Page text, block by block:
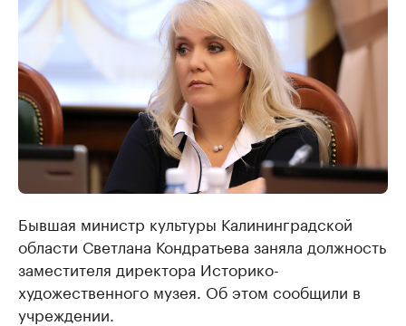
Бывшая министр культуры Калининградской
области Светлана Кондратьева заняла должность
заместителя директора Историко-
художественного музея. Об этом сообщили в
учреждении.